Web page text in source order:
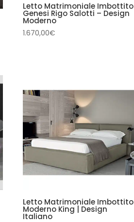
Letto Matrimoniale Imbottito
Genesi Rigo Salotti – Design
Moderno
1.670,00€
Letto Matrimoniale Imbottito
Moderno King | Design
Italiano